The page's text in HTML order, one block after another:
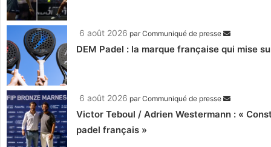
6 août 2026 parCommuniqué de presse
DEM Padel : la marque française qui mise
6 août 2026 parCommuniqué de presse
Victor Teboul / Adrien Westermann : «
padel français »